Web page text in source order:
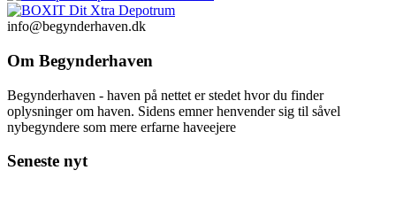
info@begynderhaven.dk
Om Begynderhaven
Begynderhaven - haven på nettet er stedet hvor du finder
oplysninger om haven. Sidens emner henvender sig til såvel
nybegyndere som mere erfarne haveejere
Seneste nyt